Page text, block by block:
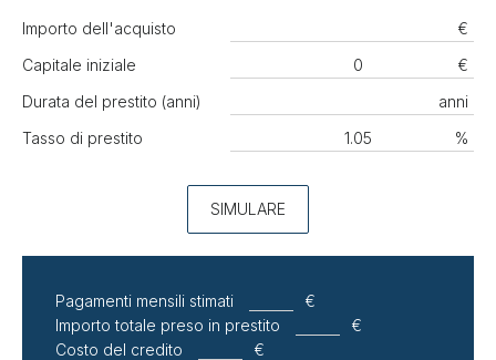
Importo dell'acquisto
€
Capitale iniziale
€
Durata del prestito (anni)
anni
Tasso di prestito
%
SIMULARE
Pagamenti mensili stimati
€
Importo totale preso in prestito
€
Costo del credito
€